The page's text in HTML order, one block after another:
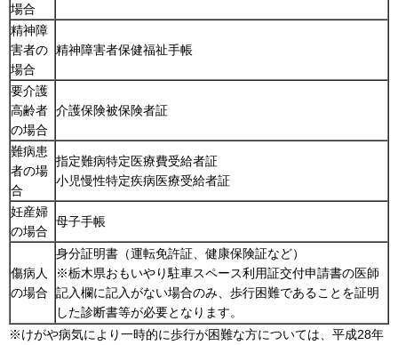
場合
精神障
害者の
場合
精神障害者保健福祉手帳
要介護
高齢者
の場合
介護保険被保険者証
難病患
者の場
合
指定難病特定医療費受給者証
小児慢性特定疾病医療受給者証
妊産婦
の場合
母子手帳
傷病人
の場合
身分証明書（運転免許証、健康保険証など）
※栃木県おもいやり駐車スペース利用証交付申請書の医師
記入欄に記入がない場合のみ、歩行困難であることを証明
した診断書等が必要となります。
※けがや病気により一時的に歩行が困難な方については、平成28年